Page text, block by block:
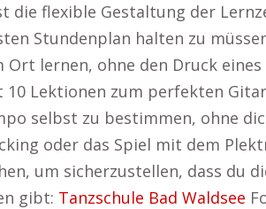
die flexible Gestaltung der
Stundenplan halten zu
Ort lernen, ohne den Druck
10 Lektionen zum perfekten
selbst zu bestimmen, ohne
oder das Spiel mit dem
um sicherzustellen, dass du
gibt: Tanzschule Bad Waldsee